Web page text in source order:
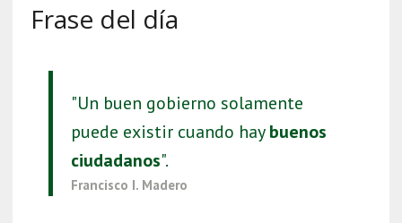
Frase del día
"Un buen gobierno solamente
puede existir cuando haybuenos
ciudadanos".
Francisco I. Madero